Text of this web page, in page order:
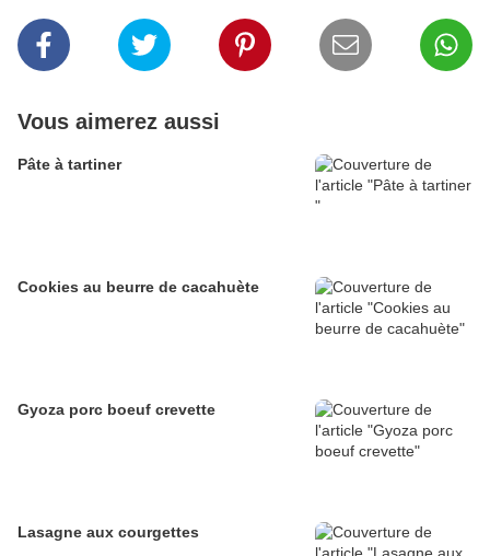
Vous aimerez aussi
Pâte à tartiner
Cookies au beurre de cacahuète
Gyoza porc boeuf crevette
Lasagne aux courgettes